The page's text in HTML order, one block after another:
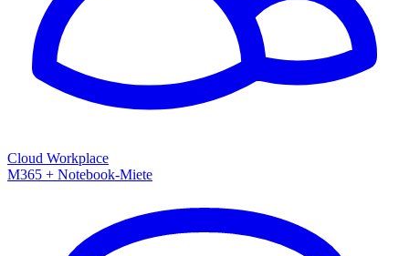
Cloud Workplace
M365 + Notebook-Miete